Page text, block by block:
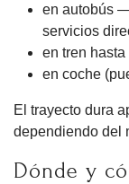
en autobús
servicios
en tren
en coche
El trayecto dura
dependiendo del
Dónde y